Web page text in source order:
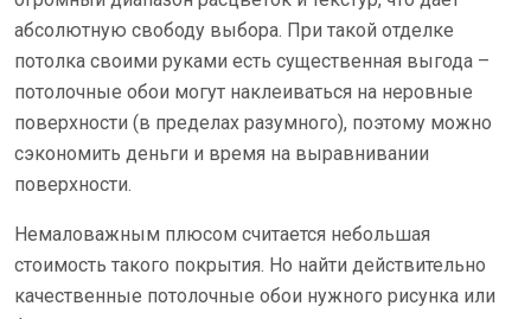
абсолютную свободу выбора. При такой отделке
потолка своими руками есть существенная выгода –
потолочные обои могут наклеиваться на неровные
поверхности (в пределах разумного), поэтому можно
сэкономить деньги и время на выравнивании
поверхности.
Немаловажным плюсом считается небольшая
стоимость такого покрытия. Но найти действительно
качественные потолочные обои нужного рисунка или